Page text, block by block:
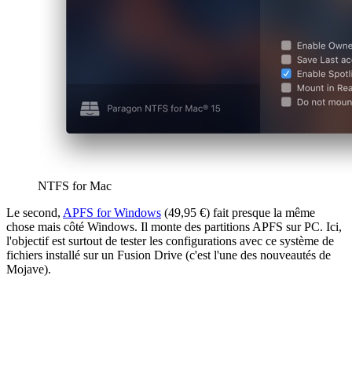
NTFS for Mac
Le second, APFS for Windows (49,95 €) fait presque la même
chose mais côté Windows. Il monte des partitions APFS sur PC. Ici,
l'objectif est surtout de tester les configurations avec ce système de
fichiers installé sur un Fusion Drive (c'est l'une des nouveautés de
Mojave).